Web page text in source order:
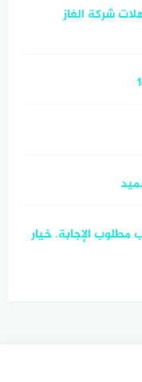
المؤهلات شركة الغاز
الإجابة. خيار